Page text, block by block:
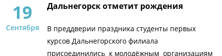
19
Сентября
Дальнегорск отметит рождения
В преддверии праздника студенты первых
курсов Дальнегорского филиала
присоединились к молодёжным организациям